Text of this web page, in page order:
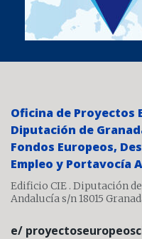
Oficina de Proyectos
Diputación de
Fondos Europeos,
Empleo y Portavocía
Edificio CIE . Diputación
Andalucía s/n 18015
e/